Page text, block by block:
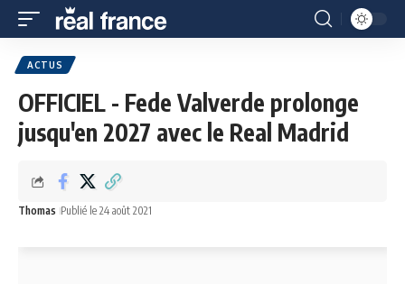
ACTUS
OFFICIEL - Fede Valverde prolonge
jusqu'en 2027 avec le Real Madrid
Thomas Publié le 24 août 2021